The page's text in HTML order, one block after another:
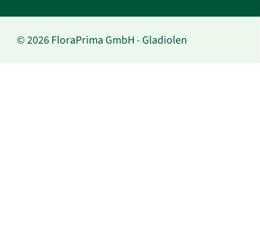
© 2026 FloraPrima GmbH - Gladiolen